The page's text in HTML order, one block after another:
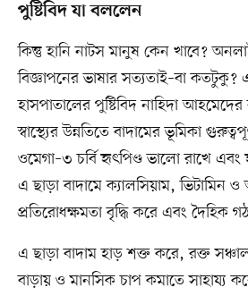
পুষ্টিবিদ যা বললেন
কিন্তু হানি নাটস মানুষ কেন খাবে?
বিজ্ঞাপনের ভাষার সত্যতাই–বা কতটুকু?
হাসপাতালের পুষ্টিবিদ নাহিদা
স্বাস্থ্যের উন্নতিতে বাদামের ভূমিকা
ওমেগা–৩ চর্বি হৃৎপিণ্ড ভালো রাখে
এ ছাড়া বাদামে ক্যালসিয়াম,
প্রতিরোধক্ষমতা বৃদ্ধি করে এবং দৈহিক
এ ছাড়া বাদাম হাড় শক্ত করে, রক্ত
বাড়ায় ও মানসিক চাপ কমাতে সাহায্য